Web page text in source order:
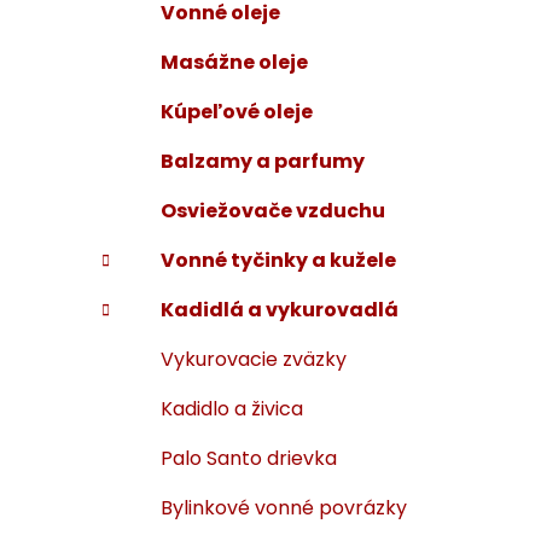
Vonné oleje
Masážne oleje
Kúpeľové oleje
Balzamy a parfumy
Osviežovače vzduchu
Vonné tyčinky a kužele
Kadidlá a vykurovadlá
Vykurovacie zväzky
Kadidlo a živica
Palo Santo drievka
Bylinkové vonné povrázky